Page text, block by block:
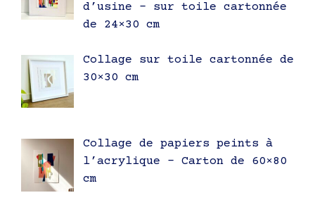
d’usine – sur toile cartonnée
de 24×30 cm
Collage sur toile cartonnée de
30×30 cm
Collage de papiers peints à
l’acrylique – Carton de 60×80
cm